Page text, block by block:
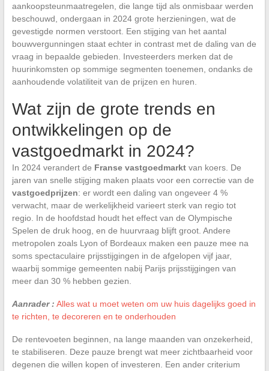
aankoopsteunmaatregelen, die lange tijd als onmisbaar werden
beschouwd, ondergaan in 2024 grote herzieningen, wat de
gevestigde normen verstoort. Een stijging van het aantal
bouwvergunningen staat echter in contrast met de daling van de
vraag in bepaalde gebieden. Investeerders merken dat de
huurinkomsten op sommige segmenten toenemen, ondanks de
aanhoudende volatiliteit van de prijzen en huren.
Wat zijn de grote trends en
ontwikkelingen op de
vastgoedmarkt in 2024?
In 2024 verandert de Franse vastgoedmarktvan koers. De
jaren van snelle stijging maken plaats voor een correctie van de
vastgoedprijzen: er wordt een daling van ongeveer 4 %
verwacht, maar de werkelijkheid varieert sterk van regio tot
regio. In de hoofdstad houdt het effect van de Olympische
Spelen de druk hoog, en de huurvraag blijft groot. Andere
metropolen zoals Lyon of Bordeaux maken een pauze mee na
soms spectaculaire prijsstijgingen in de afgelopen vijf jaar,
waarbij sommige gemeenten nabij Parijs prijsstijgingen van
meer dan 30 % hebben gezien.
Aanrader : Alles wat u moet weten om uw huis dagelijks goed in
te richten, te decoreren en te onderhouden
De rentevoeten beginnen, na lange maanden van onzekerheid,
te stabiliseren. Deze pauze brengt wat meer zichtbaarheid voor
degenen die willen kopen of investeren. Een ander criterium